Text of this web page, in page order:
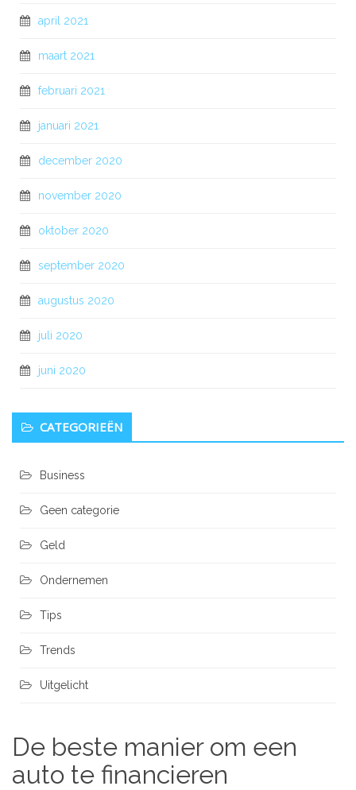
april 2021
maart 2021
februari 2021
januari 2021
december 2020
november 2020
oktober 2020
september 2020
augustus 2020
juli 2020
juni 2020
CATEGORIEËN
Business
Geen categorie
Geld
Ondernemen
Tips
Trends
Uitgelicht
De beste manier om een ​​
auto te financieren